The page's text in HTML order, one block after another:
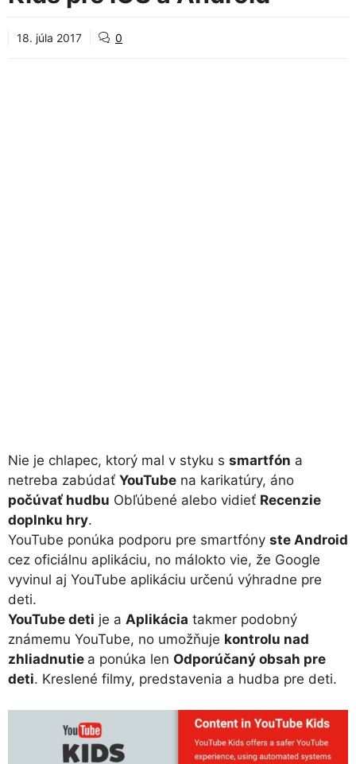
18. júla 2017 0
Nie je chlapec, ktorý mal v styku s smartfón a
netreba zabúdať YouTube na karikatúry, áno
počúvať hudbu Obľúbené alebo vidieť Recenzie
doplnku hry.
YouTube ponúka podporu pre smartfóny ste Android
cez oficiálnu aplikáciu, no málokto vie, že Google
vyvinul aj YouTube aplikáciu určenú výhradne pre
deti.
YouTube deti je a Aplikácia takmer podobný
známemu YouTube, no umožňuje kontrolu nad
zhliadnutie a ponúka len Odporúčaný obsah pre
deti. Kreslené filmy, predstavenia a hudba pre deti.